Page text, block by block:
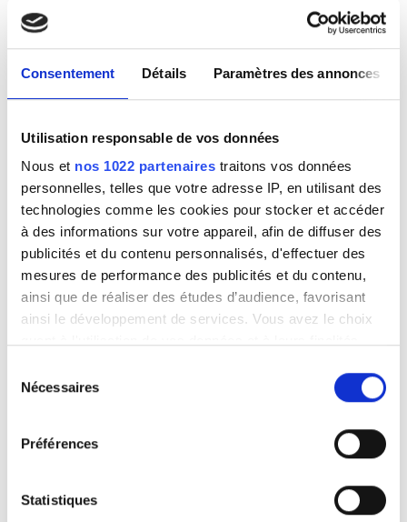
Consentement Détails Paramètres des annonces
Utilisation responsable de vos données
Nous et nos 1022 partenaires traitons vos données
personnelles, telles que votre adresse IP, en utilisant des
technologies comme les cookies pour stocker et accéder
à des informations sur votre appareil, afin de diffuser des
publicités et du contenu personnalisés, d'effectuer des
mesures de performance des publicités et du contenu,
ainsi que de réaliser des études d’audience, favorisant
ainsi le développement de services. Vous avez le choix
tout moment en consultant la Déclaration relative aux
cookies ou en cliquant sur l'icône de confidentialité.
Si vous le permettez, nous aimerions également :
géographique qui peuvent être précises à plusieurs
Nécessaires
Préférences
Statistiques
Transfert gratuit
Parking gratuit
Prix
EUR 0 - 100
EUR 100 - 200
EUR 200 - 300
EUR 300+
Après-midi
Trivita Home Healthcare LLC - Al Hiyar
Al Hiyar, Émirats Arabes Unis
0,65 km du centre-ville
Par traitement
Dialyse HD 392 €